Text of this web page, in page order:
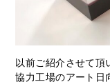
以前ご紹介させて頂
協力工場のアート日